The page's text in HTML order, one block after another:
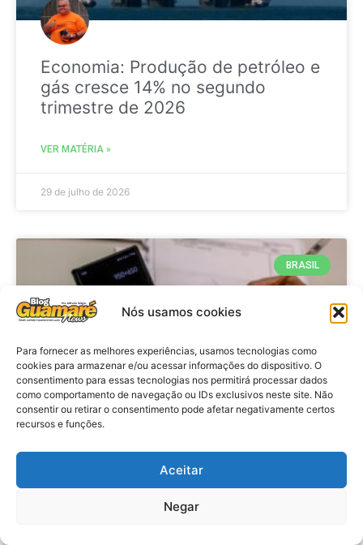
Nós usamos cookies
Para fornecer as melhores experiências, usamos tecnologias como
cookies para armazenar e/ou acessar informações do dispositivo. O
consentimento para essas tecnologias nos permitirá processar dados
como comportamento de navegação ou IDs exclusivos neste site. Não
consentir ou retirar o consentimento pode afetar negativamente certos
recursos e funções.
Aceitar
Negar
Economia: Produção de petróleo e
gás cresce 14% no segundo
trimestre de 2026
VER MATÉRIA »
29 de julho de 2026
BRASIL
Economia: Prazo de adesão ao
Programa Desenrola 2.0 é
prorrogado